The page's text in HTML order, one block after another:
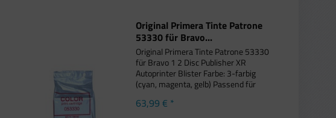
Original Primera Tinte Patrone
53330 für Bravo...
Original Primera Tinte Patrone 53330
für Bravo 1 2 Disc Publisher XR
Autoprinter Blister Farbe: 3-farbig
(cyan, magenta, gelb) Passend für
Autoprinter 2, Primera Bravo, Primera
63,99 € *